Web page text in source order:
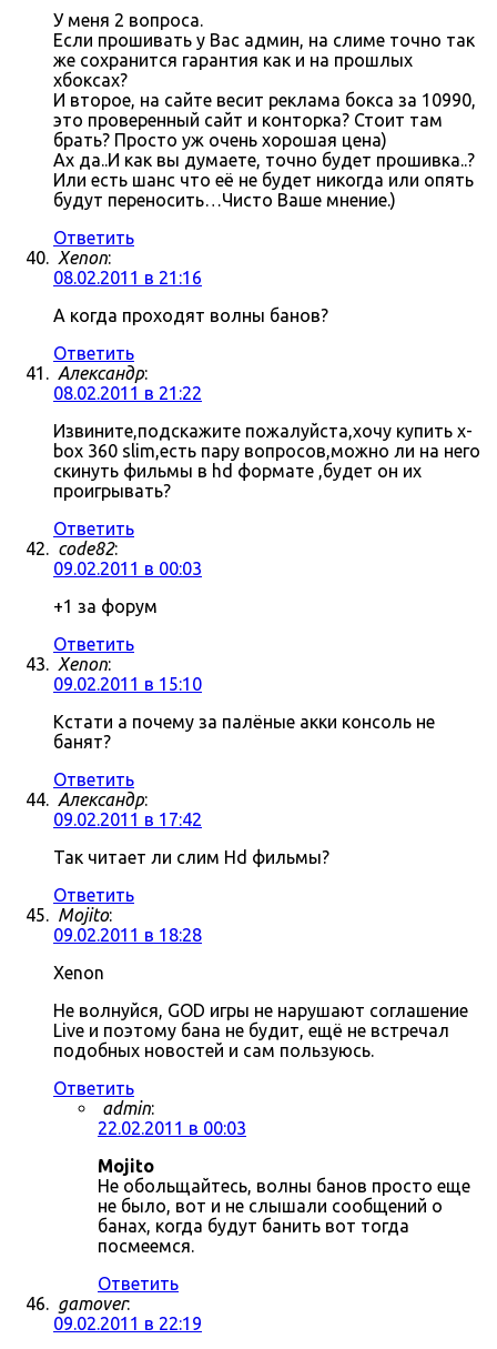
У меня 2 вопроса.
Если прошивать у Вас админ, на слиме точно так
же сохранится гарантия как и на прошлых
хбоксах?
И второе, на сайте весит реклама бокса за 10990,
это проверенный сайт и конторка? Стоит там
брать? Просто уж очень хорошая цена)
Ах да..И как вы думаете, точно будет прошивка..?
Или есть шанс что её не будет никогда или опять
будут переносить…Чисто Ваше мнение.)
Ответить
Xenon:
08.02.2011 в 21:16
А когда проходят волны банов?
Ответить
Александр:
08.02.2011 в 21:22
Извините,подскажите пожалуйста,хочу купить x-
box 360 slim,есть пару вопросов,можно ли на него
скинуть фильмы в hd формате ,будет он их
проигрывать?
Ответить
code82:
09.02.2011 в 00:03
+1 за форум
Ответить
Xenon:
09.02.2011 в 15:10
Кстати а почему за палёные акки консоль не
банят?
Ответить
Александр:
09.02.2011 в 17:42
Так читает ли слим Hd фильмы?
Ответить
Mojito:
09.02.2011 в 18:28
Xenon
Не волнуйся, GOD игры не нарушают соглашение
Live и поэтому бана не будит, ещё не встречал
подобных новостей и сам пользуюсь.
Ответить
admin:
22.02.2011 в 00:03
Mojito
Не обольщайтесь, волны банов просто еще
не было, вот и не слышали сообщений о
банах, когда будут банить вот тогда
посмеемся.
Ответить
gamover:
09.02.2011 в 22:19